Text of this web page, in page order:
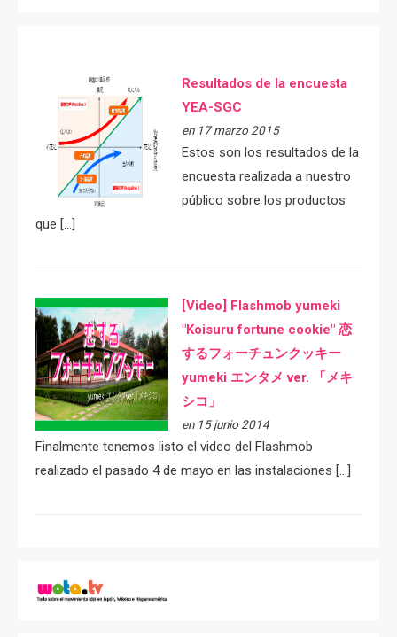
Resultados de la encuesta
YEA-SGC
en 17 marzo 2015
Estos son los resultados de la
encuesta realizada a nuestro
público sobre los productos
que […]
[Video] Flashmob yumeki
"Koisuru fortune cookie" 恋
するフォーチュンクッキー
yumeki エンタメ ver. 「メキ
シコ」
en 15 junio 2014
Finalmente tenemos listo el video del Flashmob
realizado el pasado 4 de mayo en las instalaciones […]